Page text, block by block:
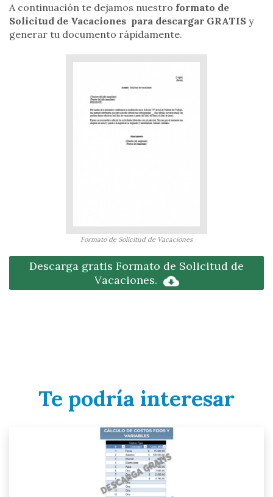
A continuación te dejamos nuestro formato de
Solicitud de Vacaciones para descargar GRATIS y
generar tu documento rápidamente.
Formato de Solicitud de Vacaciones
Descarga gratis Formato de Solicitud de
Vacaciones.
Te podría interesar